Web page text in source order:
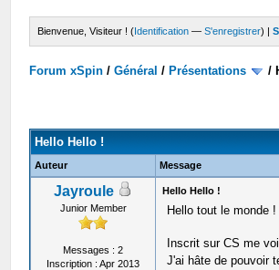
Bienvenue, Visiteur ! (Identification —S'enregistrer) |
Forum xSpin /Général / Présentations /
Hello Hello !
Auteur Message
Jayroule
Junior Member
Messages : 2
Inscription : Apr 2013
Hello Hello !
Hello tout le monde !
Inscrit sur CS me
J'ai hâte de pouvoir